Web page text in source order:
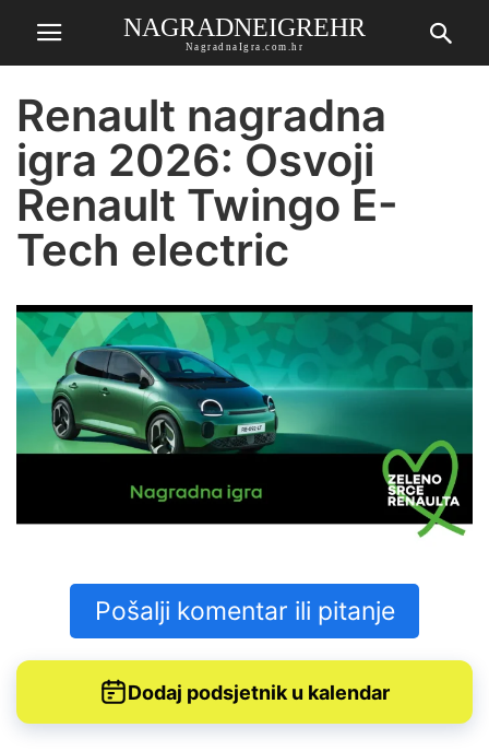
NAGRADNEIGREHR
NagradnaIgra.com.hr
Renault nagradna
igra 2026: Osvoji
Renault Twingo E-
Tech electric
Pošalji komentar ili pitanje
Dodaj podsjetnik u kalendar